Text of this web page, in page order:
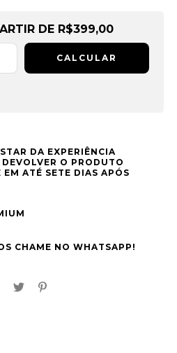
deR$399,00
DE R$399,00
CALCULAR
DA EXPERIÊNCIA
O PRODUTO
ATÉ SETE DIAS APÓS
CHAME NO WHATSAPP!